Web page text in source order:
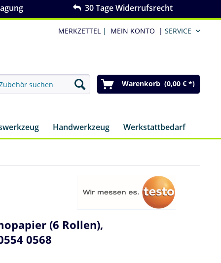
30 Tage Widerrufsrecht
MERKZETTEL | MEIN KONTO | SERVICE
Warenkorb (0,00 € *)
Handwerkzeug Werkstattbedarf
(6 Rollen),
0568